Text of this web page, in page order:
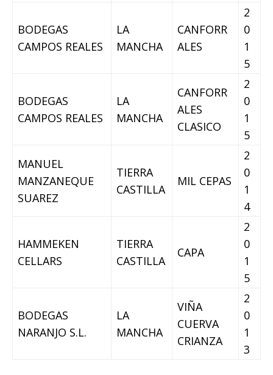
BODEGAS
CAMPOS REALES
LA
MANCHA
CANFORR
ALES
2
0
1
5
BODEGAS
CAMPOS REALES
LA
MANCHA
CANFORR
ALES
CLASICO
2
0
1
5
MANUEL
MANZANEQUE
SUAREZ
TIERRA
CASTILLA
MIL CEPAS
2
0
1
4
HAMMEKEN
CELLARS
TIERRA
CASTILLA
CAPA
2
0
1
5
BODEGAS
NARANJO S.L.
LA
MANCHA
VIÑA
CUERVA
CRIANZA
2
0
1
3